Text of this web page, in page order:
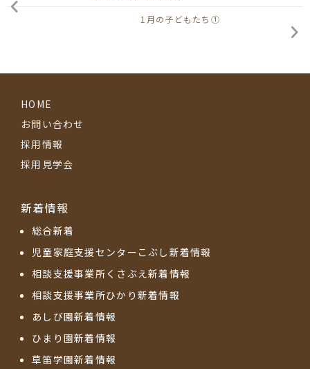
1月の子どもたち①
HOME
お問い合わせ
採用情報
採用見学会
新着情報
総合新着
児童家庭支援センターこぶし新着情報
相談支援事業所くさぶえ新着情報
相談支援事業所ひかり新着情報
あしび園新着情報
ひまり園新着情報
草笛学園新着情報